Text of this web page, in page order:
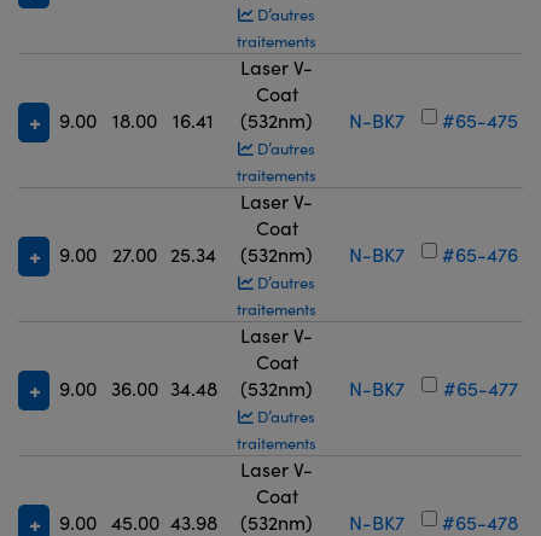
D’autres
traitements
9.00 18.00 16.41
Laser V-
Coat
(532nm)
D’autres
traitements
N-BK7 #65-475
9.00 27.00 25.34
Laser V-
Coat
(532nm)
D’autres
traitements
N-BK7 #65-476
9.00 36.00 34.48
Laser V-
Coat
(532nm)
D’autres
traitements
N-BK7 #65-477
9.00 45.00 43.98
Laser V-
Coat
(532nm)
N-BK7 #65-478